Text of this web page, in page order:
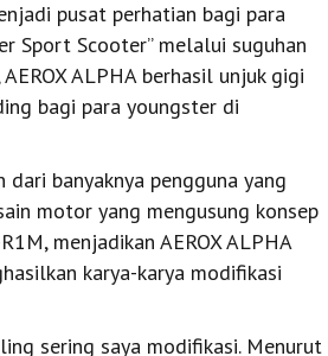
pusat perhatian bagi para
Sport Scooter” melalui suguhan
ALPHA berhasil unjuk gigi
bagi para youngster di
banyaknya pengguna yang
motor yang mengusung konsep
menjadikan AEROX ALPHA
karya-karya modifikasi
sering saya modifikasi. Menurut